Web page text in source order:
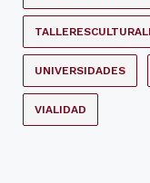
UNIVERSIDADES
VIALIDAD